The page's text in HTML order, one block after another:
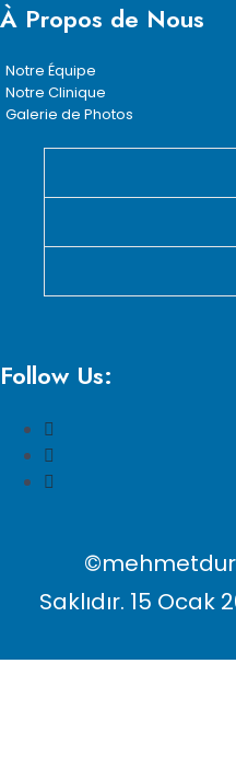
À Propos de Nous
Notre Équipe
Notre Clinique
Galerie de Photos
Follow Us:
Saklıdır. 15 Ocak